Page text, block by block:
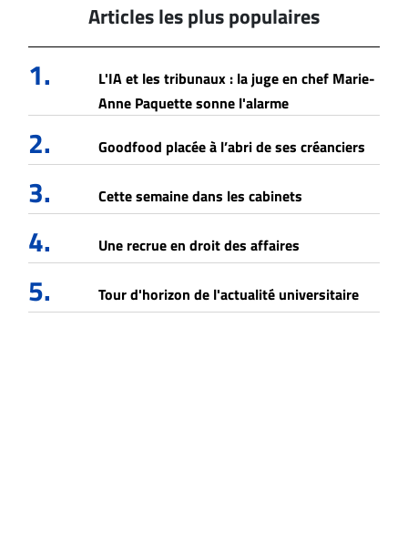
Articles les plus populaires
1.
L'IA et les tribunaux : la juge en chef Marie-
Anne Paquette sonne l'alarme
2. Goodfood placée à l’abri de ses créanciers
3. Cette semaine dans les cabinets
4. Une recrue en droit des affaires
5. Tour d'horizon de l'actualité universitaire